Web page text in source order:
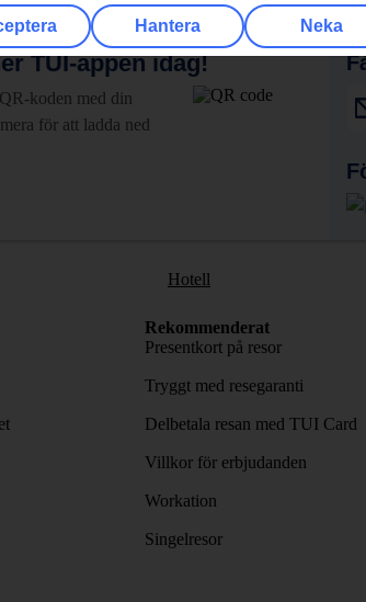
TUI-appen idag!
koden med din
för att ladda ned
Hotell
Rekommenderat
Presentkort på resor
Tryggt med resegaranti
Delbetala resan med TUI Card
Villkor för erbjudanden
Workation
Singelresor
Hantera Neka